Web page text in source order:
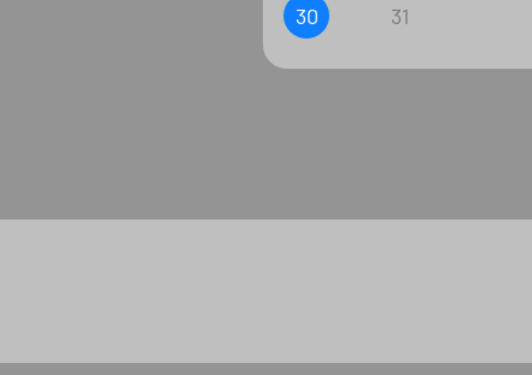
30
31